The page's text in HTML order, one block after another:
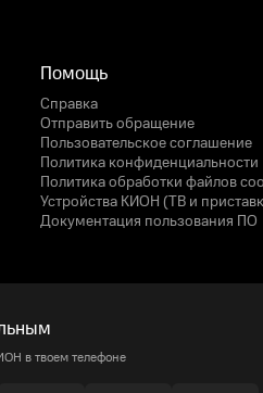
Помощь
Справка
Отправить обращение
Пользовательское соглашение
Политика конфиденциальности
Политика обработки файлов
Устройства КИОН (ТВ и
Документация пользования ПО
в твоем телефоне